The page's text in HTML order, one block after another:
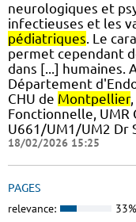
neurologiques et
infectieuses et les
pédiatriques. Le
permet cependant
dans [...] humaines.
Département
CHU de Montpellier
Fonctionnelle, UMR
U661/UM1/UM2 Dr
18/02/2026 15:25
PAGES
relevance: 33%